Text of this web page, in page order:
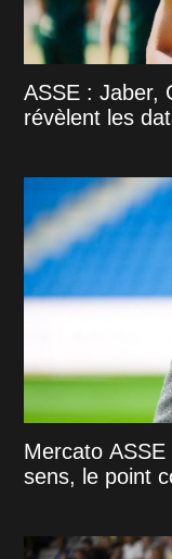
ASSE : Jaber,
révèlent les
Mercato
sens, le point